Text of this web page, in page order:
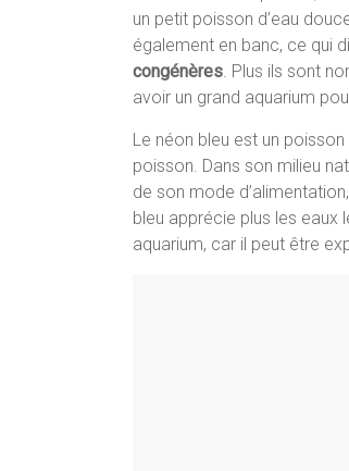
un petit poisson d’eau
également en banc, ce qui
congénères. Plus ils sont
avoir un grand aquarium
Le néon bleu est un
poisson. Dans son milieu
de son mode d’alimentation,
bleu apprécie plus les eaux
aquarium, car il peut être